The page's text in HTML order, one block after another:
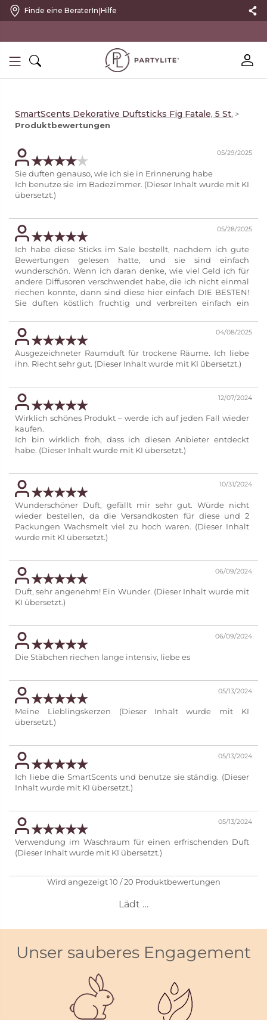
Finde eine BeraterIn|Hilfe
SmartScents Dekorative Duftsticks Fig Fatale, 5 St. >
Produktbewertungen
05/29/2025
Sie duften genauso, wie ich sie in Erinnerung habe
Ich benutze sie im Badezimmer. (Dieser Inhalt wurde mit KI
übersetzt.)
05/28/2025
Ich habe diese Sticks im Sale bestellt, nachdem ich gute
Bewertungen gelesen hatte, und sie sind einfach
wunderschön. Wenn ich daran denke, wie viel Geld ich für
andere Diffusoren verschwendet habe, die ich nicht einmal
riechen konnte, dann sind diese hier einfach DIE BESTEN!
Sie duften köstlich fruchtig und verbreiten einfach ein
entschieden und habe sie in zwei Schlafzimmern, im Flur
und auf der Treppe stehen. Sobald ich das Haus betrete,
werde ich von einem herrlichen Duft empfangen und habe
schon viele Komplimente dafür bekommen. Vielen Dank,
PartyLite! Ich werde mich mit diesen Sticks eindecken und
wo sie sie kaufen können. (Dieser Inhalt wurde mit KI
übersetzt.)
04/08/2025
Ausgezeichneter Raumduft für trockene Räume. Ich liebe
ihn. Riecht sehr gut. (Dieser Inhalt wurde mit KI übersetzt.)
12/07/2024
Wirklich schönes Produkt – werde ich auf jeden Fall wieder
kaufen.
Ich bin wirklich froh, dass ich diesen Anbieter entdeckt
habe. (Dieser Inhalt wurde mit KI übersetzt.)
10/31/2024
Wunderschöner Duft, gefällt mir sehr gut. Würde nicht
wieder bestellen, da die Versandkosten für diese und 2
Packungen Wachsmelt viel zu hoch waren. (Dieser Inhalt
wurde mit KI übersetzt.)
06/09/2024
Duft, sehr angenehm! Ein Wunder. (Dieser Inhalt wurde mit
KI übersetzt.)
06/09/2024
Die Stäbchen riechen lange intensiv, liebe es
05/13/2024
Meine Lieblingskerzen (Dieser Inhalt wurde mit KI
übersetzt.)
05/13/2024
Ich liebe die SmartScents und benutze sie ständig. (Dieser
Inhalt wurde mit KI übersetzt.)
05/13/2024
Verwendung im Waschraum für einen erfrischenden Duft
(Dieser Inhalt wurde mit KI übersetzt.)
Wird angezeigt10 /20 Produktbewertungen
Lädt …
Unser sauberes Engagement